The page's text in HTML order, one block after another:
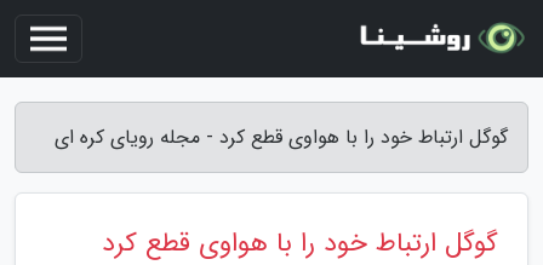
گوگل ارتباط خود را با هواوی قطع کرد - مجله رویای کره ای
گوگل ارتباط خود را با هواوی قطع کرد